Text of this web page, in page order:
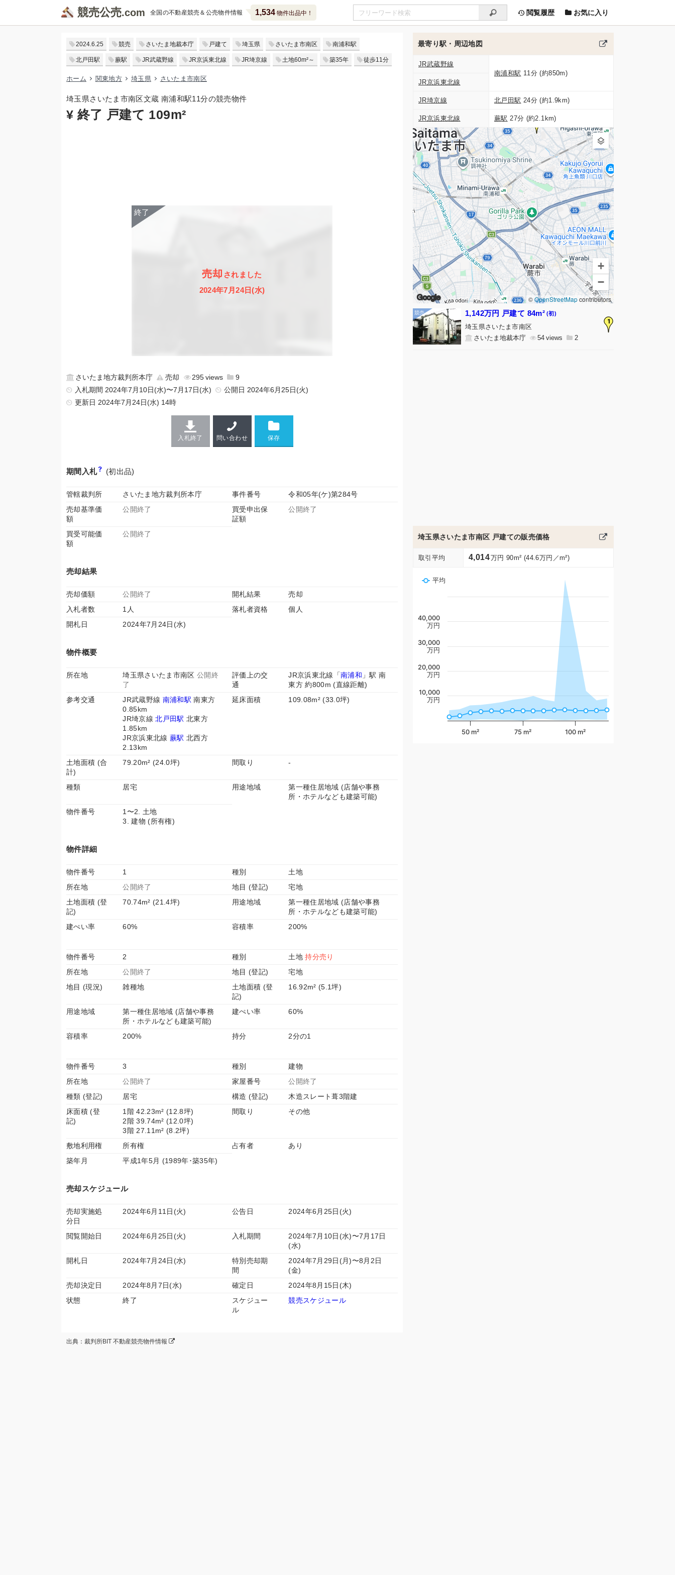
競売公売 全国の不動産競売＆公売物件情報 1,534物件出品中！ 閲覧履歴 お気に入り
2024.6.25 競売 さいたま地裁本庁 戸建て 埼玉県 さいたま市南区 南浦和駅
北戸田駅 蕨駅 JR武蔵野線 JR京浜東北線 JR埼京線 土地60m²～ 築35年 徒歩11分
ホーム 関東地方 埼玉県 さいたま市南区
埼玉県さいたま市南区文蔵 南浦和駅11分の競売物件
¥ 終了 戸建て 109m²
売却 されました
2024年7月24日(水)
さいたま地方裁判所本庁 売却 295
9
入札期間 2024年7月10日(水)〜7月17日(水)
公開日 2024年6月25日(火)
更新日 2024年7月24日(水) 14時
入札終了 問い合わせ
期間入札 (初出品)
管轄裁判所 さいたま地方裁判所本庁 事件番号
令和05年(ケ)第284号
売却基準価
額
公開終了
買受申出保
証額
公開終了
買受可能価
額
公開終了
売却結果
売却価額 公開終了 開札結果
売却
入札者数
1人 落札者資格
個人
開札日
2024年7月24日(水)
物件概要
所在地 埼玉県さいたま市南区公開終
了
評価上の交
通
JR京浜東北線「南浦和 」駅 南
東方 約800m (直線距離)
参考交通
JR武蔵野線 南浦和駅 南東方
0.85km
JR埼京線北戸田駅 北東方
1.85km
JR京浜東北線 蕨駅 北西方
2.13km
延床面積 109.08m² (33.0坪)
土地面積 (合
計)
79.20m² (24.0坪) 間取り -
種類 居宅 用途地域
第一種住居地域 (店舗や事務
所・ホテルなども建築可能)
物件番号
1〜2. 土地
3. 建物 (所有権)
物件詳細
物件番号 1 種別
土地
所在地
公開終了 地目 (登記)
宅地
土地面積 (登
記)
70.74m² (21.4坪) 用途地域
第一種住居地域 (店舗や事務
所・ホテルなども建築可能)
建ぺい率
60% 容積率 200%
物件番号 2 種別 土地持分売り
所在地
公開終了 地目 (登記)
宅地
地目 (現況)
雑種地
土地面積 (登
記)
16.92m² (5.1坪)
用途地域
第一種住居地域 (店舗や事務
所・ホテルなども建築可能)
建ぺい率 60%
容積率 200% 持分 2分の1
物件番号 3 種別
建物
所在地
公開終了 家屋番号
公開終了
種類 (登記)
居宅 構造 (登記)
木造スレート葺3階建
床面積 (登
記)
1階 42.23m² (12.8坪)
2階 39.74m² (12.0坪)
3階 27.11m² (8.2坪)
間取り その他
敷地利用権 所有権 占有者
あり
築年月
平成1年5月 (1989年･築35年)
売却スケジュール
売却実施処
分日
2024年6月11日(火) 公告日 2024年6月25日(火)
閲覧開始日 2024年6月25日(火) 入札期間
2024年7月10日(水)〜7月17日
(水)
開札日
2024年7月24日(水)
特別売却期
間
2024年7月29日(月)〜8月2日
(金)
売却決定日
2024年8月7日(水) 確定日
2024年8月15日(木)
状態
終了
スケジュー
ル
競売スケジュール
出典：裁判所BIT 不動産競売物件情報
最寄り駅・周辺地図
JR武蔵野線
南浦和駅 11分 (約850m)
JR京浜東北線
JR埼京線 北戸田駅 24分 (約1.9km)
JR京浜東北線 蕨駅 27分 (約2.1km)
1
Google
+
−
©OpenStreetMapcontributors
1
1,142万円 戸建て 84m² (初)
埼玉県さいたま市南区
さいたま地裁本庁
54 2
埼玉県さいたま市南区 戸建ての販売価格
取引平均 4,014万円 90m² (44.6万円／m²)
平均
100 m²
50 m² 75 m²
10,000
万円
20,000
万円
30,000
万円
40,000
万円